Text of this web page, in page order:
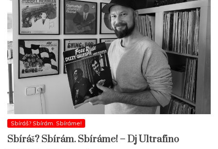
Sbíráš? Sbírám. Sbíráme!
Sbíráš? Sbírám. Sbíráme! – Dj Ultrafino